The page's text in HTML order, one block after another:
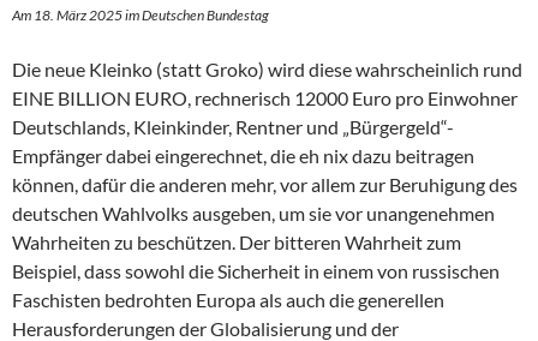
Am 18. März 2025 im Deutschen Bundestag
Die neue Kleinko (statt Groko) wird diese wahrscheinlich rund
EINE BILLION EURO, rechnerisch 12000 Euro pro Einwohner
Deutschlands, Kleinkinder, Rentner und „Bürgergeld“-
Empfänger dabei eingerechnet, die eh nix dazu beitragen
können, dafür die anderen mehr, vor allem zur Beruhigung des
deutschen Wahlvolks ausgeben, um sie vor unangenehmen
Wahrheiten zu beschützen. Der bitteren Wahrheit zum
Beispiel, dass sowohl die Sicherheit in einem von russischen
Faschisten bedrohten Europa als auch die generellen
Herausforderungen der Globalisierung und der